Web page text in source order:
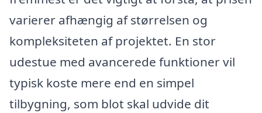
varierer afhængig af størrelsen og
kompleksiteten af projektet. En stor
udestue med avancerede funktioner vil
typisk koste mere end en simpel
tilbygning, som blot skal udvide dit